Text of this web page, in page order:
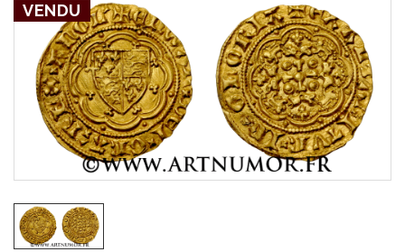
VENDU